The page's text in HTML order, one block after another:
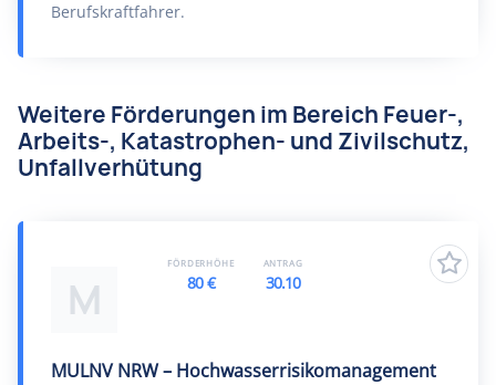
Berufskraftfahrer.
Weitere Förderungen im Bereich Feuer-,
Arbeits-, Katastrophen- und Zivilschutz,
Unfallverhütung
M
MULNV NRW – Hochwasserrisikomanagement
FÖRDERHÖHE
80 €
ANTRAG
30.10